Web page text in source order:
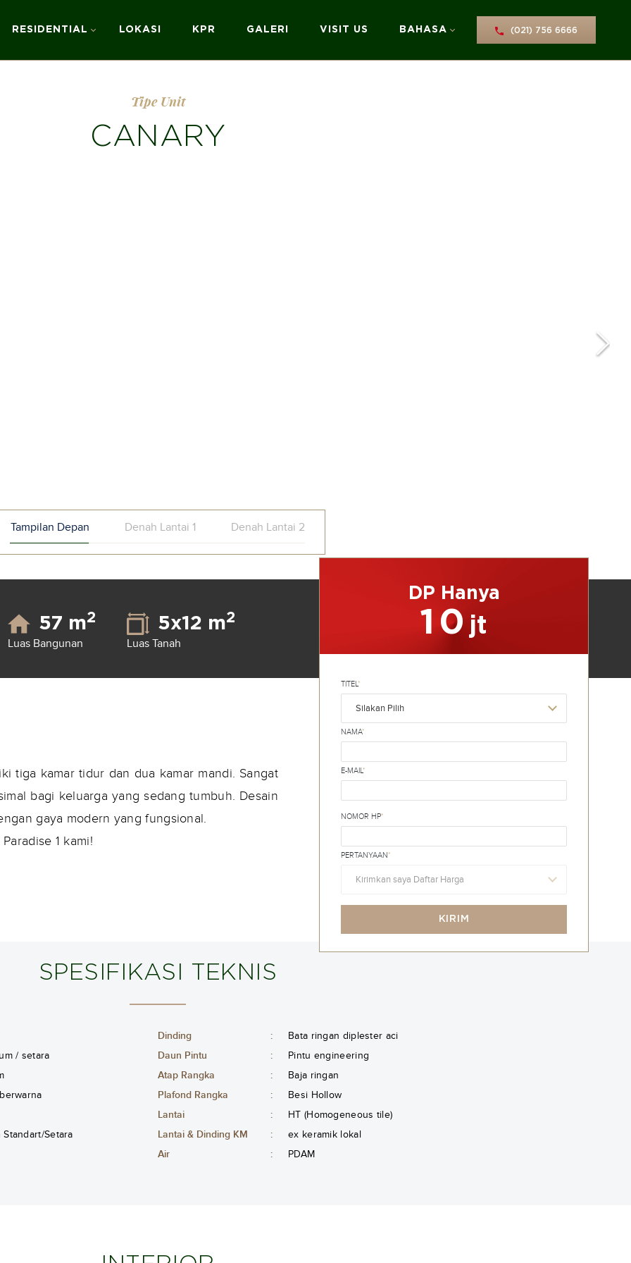
RESIDENTIAL LOKASI KPR GALERI VISIT US BAHASA (021) 756 6666
Tipe Unit
CANARY
Tampilan Depan Denah Lantai 1 Denah Lantai 2
57 m2
Luas Bangunan
5x12 m2
Luas Tanah
DP Hanya
10 jt
TITEL*
Silakan Pilih
NAMA*
E-MAIL*
NOMOR HP*
PERTANYAAN*
Kirimkan saya Daftar Harga
KIRIM
tiga kamar tidur dan dua kamar mandi. Sangat
bagi keluarga yang sedang tumbuh. Desain
gaya modern yang fungsional.
1 kami!
SPESIFIKASI TEKNIS
Dinding :
Bata ringan diplester aci
/ setara Daun Pintu :
Pintu engineering
Atap Rangka :
Baja ringan
Plafond Rangka :
Besi Hollow
Lantai :
HT (Homogeneous tile)
Setara Lantai & Dinding KM :
ex keramik lokal
Air :
PDAM